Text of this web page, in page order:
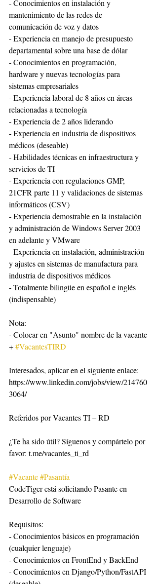
- Conocimientos en instalación y
mantenimiento de las redes de
comunicación de voz y datos
- Experiencia en manejo de presupuesto
departamental sobre una base de dólar
- Conocimientos en programación,
hardware y nuevas tecnologías para
sistemas empresariales
- Experiencia laboral de 8 años en áreas
relacionadas a tecnología
- Experiencia de 2 años liderando
- Experiencia en industria de dispositivos
médicos (deseable)
- Habilidades técnicas en infraestructura y
servicios de TI
- Experiencia con regulaciones GMP,
21CFR parte 11 y validaciones de sistemas
informáticos (CSV)
- Experiencia demostrable en la instalación
y administración de Windows Server 2003
en adelante y VMware
- Experiencia en instalación, administración
y ajustes en sistemas de manufactura para
industria de dispositivos médicos
- Totalmente bilingüe en español e inglés
(indispensable)
Nota:
- Colocar en "Asunto" nombre de la vacante
+ #VacantesTIRD
Interesados, aplicar en el siguiente enlace:
https://www.linkedin.com/jobs/view/214760
3064/
Referidos por Vacantes TI – RD
¿Te ha sido útil? Síguenos y compártelo por
favor: t.me/vacantes_ti_rd
#Vacante#Pasantía
CodeTiger está solicitando Pasante en
Desarrollo de Software
Requisitos:
- Conocimientos básicos en programación
(cualquier lenguaje)
- Conocimientos en FrontEnd y BackEnd
- Conocimientos en Django/Python/FastAPI